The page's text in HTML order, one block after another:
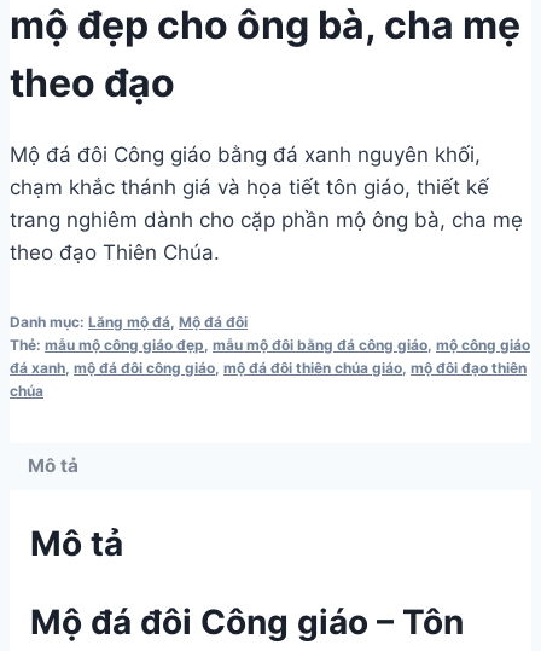
mộ đẹp cho ông bà, cha mẹ
theo đạo
Mộ đá đôi Công giáo bằng đá xanh nguyên khối,
chạm khắc thánh giá và họa tiết tôn giáo, thiết kế
trang nghiêm dành cho cặp phần mộ ông bà, cha mẹ
theo đạo Thiên Chúa.
Danh mục: Lăng mộ đá Mộ đá đôi
Thẻ: mẫu mộ công giáo đẹp mẫu mộ đôi bằng đá công giáo mộ công giáo
đá xanh mộ đá đôi công giáo mộ đá đôi thiên chúa giáo mộ đôi đạo thiên
chúa
Mô tả
Mô tả
Mộ đá đôi Công giáo – Tôn